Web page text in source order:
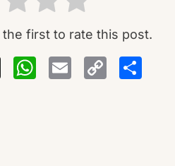
first to rate this post.
Threads
Email